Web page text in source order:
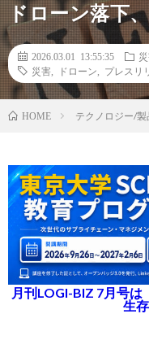
ドローン落下
2026.03.01 13:55:35
災害
ドローン プレスリ
HOME テクノロジー/製
月刊LOGI-BIZ 7月号は
生